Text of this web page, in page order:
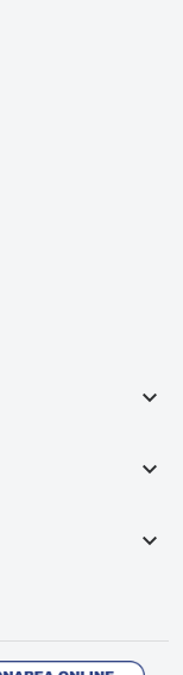
keyboard_arrow_down
keyboard_arrow_down
keyboard_arrow_down